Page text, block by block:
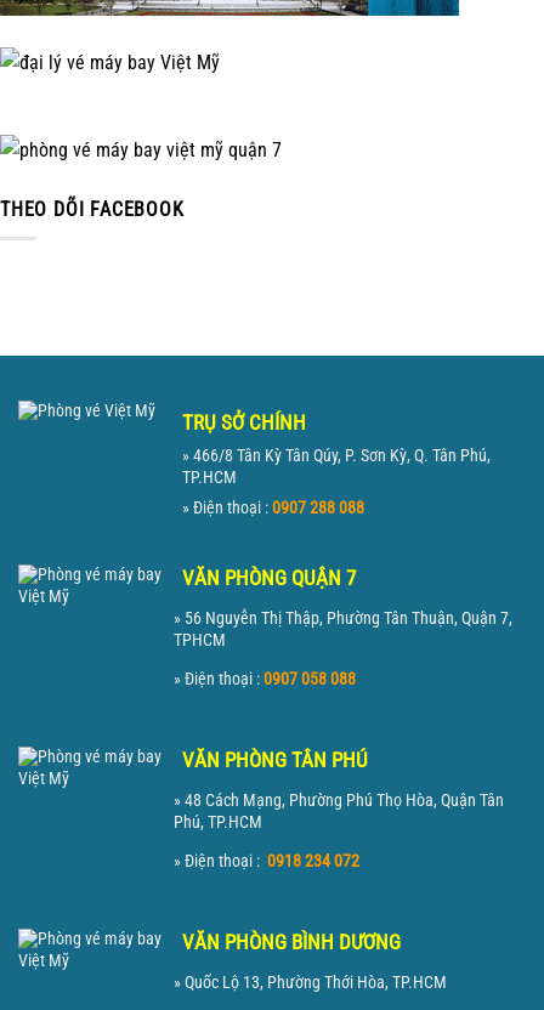
THEO DÕI FACEBOOK
TRỤ SỞ CHÍNH
» 466/8 Tân Kỳ Tân Qúy, P. Sơn Kỳ, Q. Tân Phú,
TP.HCM
» Điện thoại :0907 288 088
VĂN PHÒNG QUẬN 7
» 56 Nguyễn Thị Thập, Phường Tân Thuận, Quận 7,
TPHCM
» Điện thoại :0907 058 088
VĂN PHÒNG TÂN PHÚ
» 48 Cách Mạng, Phường Phú Thọ Hòa, Quận Tân
Phú, TP.HCM
» Điện thoại : 0918 234 072
VĂN PHÒNG BÌNH DƯƠNG
» Quốc Lộ 13, Phường Thới Hòa, TP.HCM